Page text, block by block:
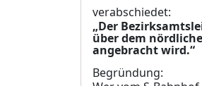
verabschiedet:
„Der
über dem
angebracht wird.“
Begründung: